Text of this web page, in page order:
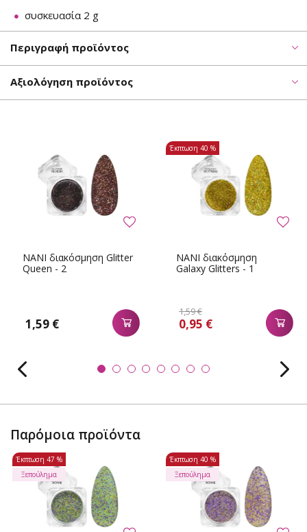
συσκευασία 2 g
Περιγραφή προϊόντος
Αξιολόγηση προϊόντος
NANI διακόσμηση Glitter
Queen - 2
1,59 €
NANI διακόσμηση
Galaxy Glitters - 1
1,59 €
0,95 €
Έκπτωση 40 %
Παρόμοια προϊόντα
Έκπτωση 47 %
Ξεπούλημα
Έκπτωση 40 %
Ξεπούλημα